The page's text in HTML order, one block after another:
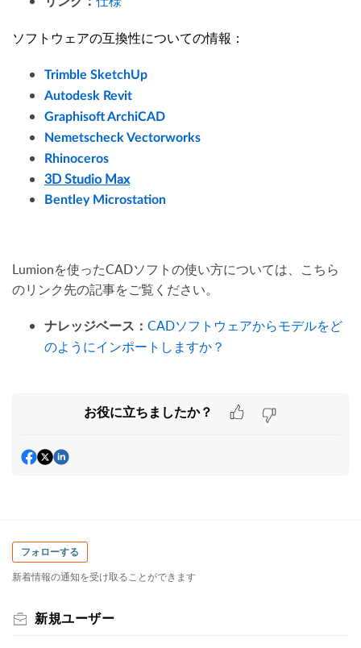
ソフトウェアの互換性についての情報：
Trimble SketchUp
Autodesk Revit
Graphisoft ArchiCAD
Nemetscheck Vectorworks
Rhinoceros
3D Studio Max
Bentley Microstation
Lumionを使ったCADソフトの使い方については、こちら
のリンク先の記事をご覧ください。
ナレッジベース： CADソフトウェアからモデルをど
のようにインポートしますか？
お役に立ちましたか？
フォローする
新着情報の通知を受け取ることができます
新規ユーザー